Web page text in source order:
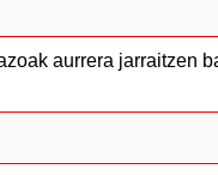
aurrera jarraitzen